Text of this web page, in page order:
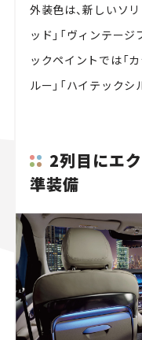
外装色は、新しいソ
ッド」「ヴィンテージ
ックペイントでは「
ルー」「ハイテックシ
2列目にエ
準装備